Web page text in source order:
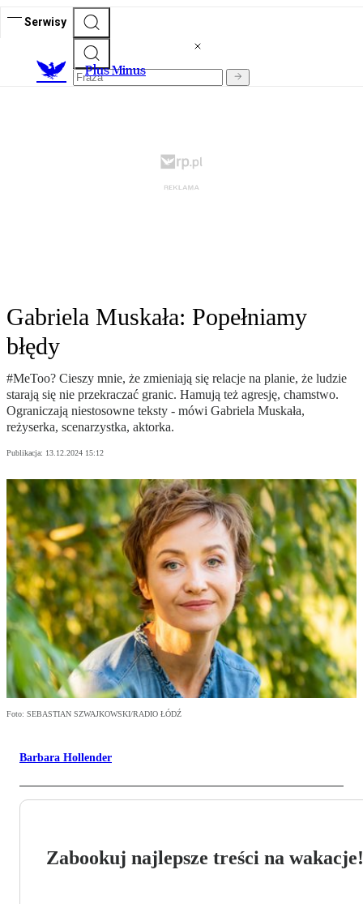
Serwisy
Plus Minus
Gabriela Muskała: Popełniamy
błędy
#MeToo? Cieszy mnie, że zmieniają się relacje na planie, że ludzie
starają się nie przekraczać granic. Hamują też agresję, chamstwo.
Ograniczają niestosowne teksty - mówi Gabriela Muskała,
reżyserka, scenarzystka, aktorka.
Publikacja: 13.12.2024 15:12
Foto: SEBASTIAN SZWAJKOWSKI/RADIO ŁÓDŹ
Barbara Hollender
Zabookuj najlepsze treści na wakacje!